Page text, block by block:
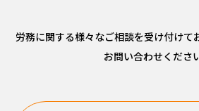
労務に関する様々なご相談を受け付けて
お問い合わせくださ